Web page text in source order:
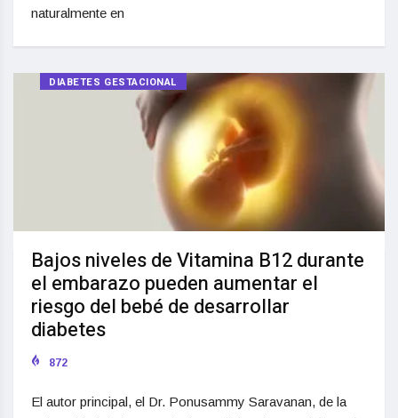
naturalmente en
DIABETES GESTACIONAL
Bajos niveles de Vitamina B12 durante
el embarazo pueden aumentar el
riesgo del bebé de desarrollar
diabetes
872
El autor principal, el Dr. Ponusammy Saravanan, de la